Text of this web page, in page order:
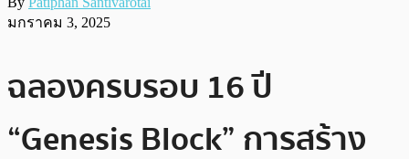
มกราคม 3, 2025
ฉลองครบรอบ 16 ปี
“Genesis Block” การสร้าง